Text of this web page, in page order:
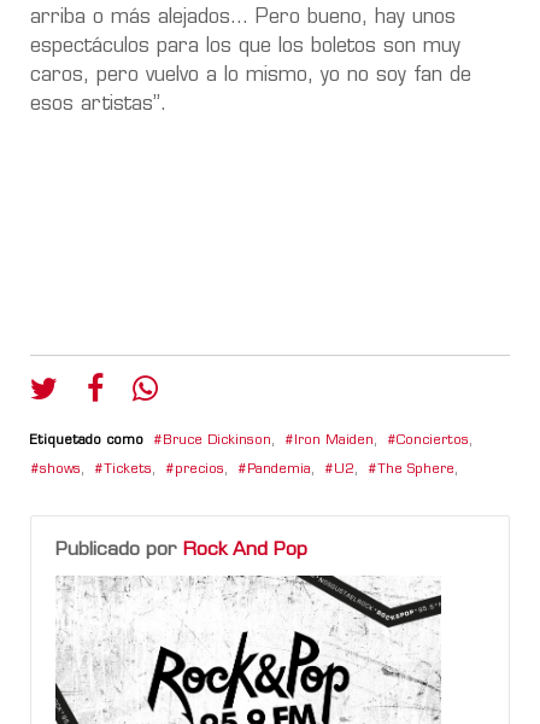
arriba o más alejados… Pero bueno, hay unos
espectáculos para los que los boletos son muy
caros, pero vuelvo a lo mismo, yo no soy fan de
esos artistas”.
Etiquetado como Bruce Dickinson, Iron Maiden, Conciertos,
shows, Tickets, precios, Pandemia, U2, The Sphere,
Publicado por Rock And Pop